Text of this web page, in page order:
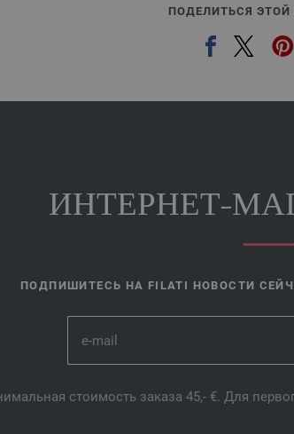
ПОДЕЛИТЬСЯ ЭТОЙ
ИНТЕРНЕТ-
ПОДПИШИТЕСЬ НА FILATI НОВОСТИ
стоимость заказа 45,- €. Для